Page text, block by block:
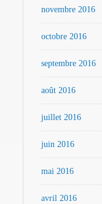
novembre 2016
octobre 2016
septembre 2016
août 2016
juillet 2016
juin 2016
mai 2016
avril 2016